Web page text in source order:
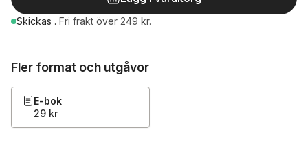
Skickas . Fri frakt över 249 kr.
Fler format och utgåvor
E-bok
29 kr